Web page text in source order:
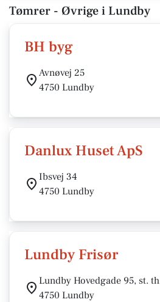
Tømrer - Øvrige i Lundby
BH byg
Avnøvej 25
4750 Lundby
Danlux Huset ApS
Ibsvej 34
4750 Lundby
Lundby Frisør
Lundby Hovedgade 95, st. th
4750 Lundby